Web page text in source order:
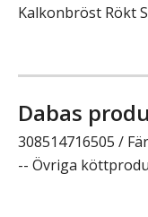
Kalkonbröst Rökt
Dabas
308514716505 /
-- Övriga